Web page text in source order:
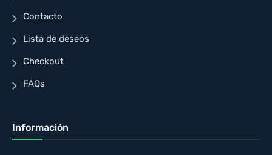
Contacto
Lista de deseos
Checkout
FAQs
Información